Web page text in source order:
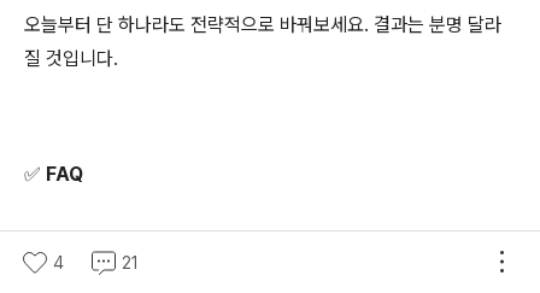
오늘부터 단 하나라도 전략적으로 바꿔보세요. 결과는 분명 달라
질 것입니다.
✅ FAQ
Q1. 초보 셀러도 이런 전략을 쓸 수 있나요?
4 21